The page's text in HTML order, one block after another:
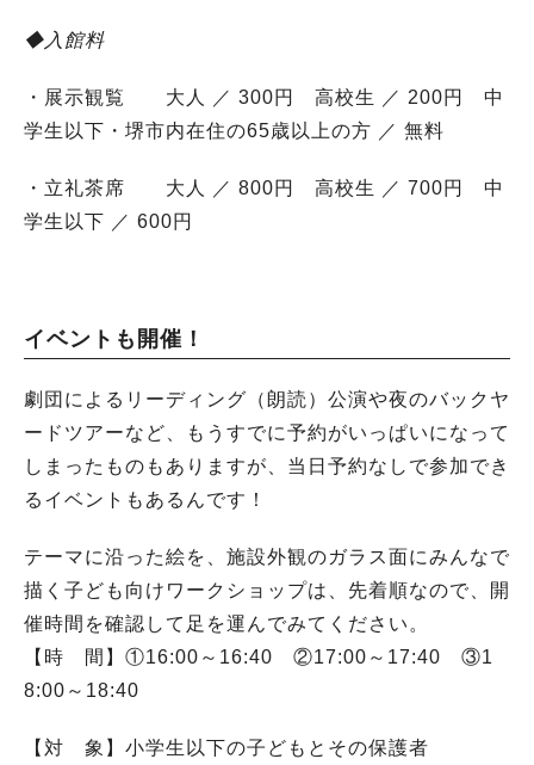
◆入館料
・展示観覧 大人 ／ 300円 高校生 ／ 200円 中
学生以下・堺市内在住の65歳以上の方 ／ 無料
・立礼茶席 大人 ／ 800円 高校生 ／ 700円 中
学生以下 ／ 600円
イベントも開催！
劇団によるリーディング（朗読）公演や夜のバックヤ
ードツアーなど、もうすでに予約がいっぱいになって
しまったものもありますが、当日予約なしで参加でき
るイベントもあるんです！
テーマに沿った絵を、施設外観のガラス面にみんなで
描く子ども向けワークショップは、先着順なので、開
催時間を確認して足を運んでみてください。
【時 間】①16:00～16:40 ②17:00～17:40 ③1
8:00～18:40
【対 象】小学生以下の子どもとその保護者